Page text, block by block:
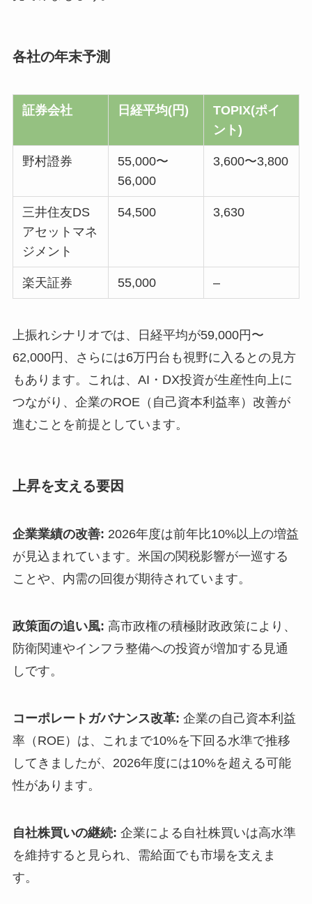
各社の年末予測
証券会社 日経平均(円)
TOPIX(ポイ
ント)
野村證券
55,000〜
56,000
3,600〜3,800
三井住友DS
アセットマネ
ジメント
54,500 3,630
楽天証券 55,000 –
上振れシナリオでは、日経平均が59,000円〜
62,000円、さらには6万円台も視野に入るとの見方
もあります。これは、AI・DX投資が生産性向上に
つながり、企業のROE（自己資本利益率）改善が
進むことを前提としています。
上昇を支える要因
企業業績の改善: 2026年度は前年比10%以上の増益
が見込まれています。米国の関税影響が一巡する
ことや、内需の回復が期待されています。
政策面の追い風: 高市政権の積極財政政策により、
防衛関連やインフラ整備への投資が増加する見通
しです。
コーポレートガバナンス改革: 企業の自己資本利益
率（ROE）は、これまで10%を下回る水準で推移
してきましたが、2026年度には10%を超える可能
性があります。
自社株買いの継続: 企業による自社株買いは高水準
を維持すると見られ、需給面でも市場を支えま
す。